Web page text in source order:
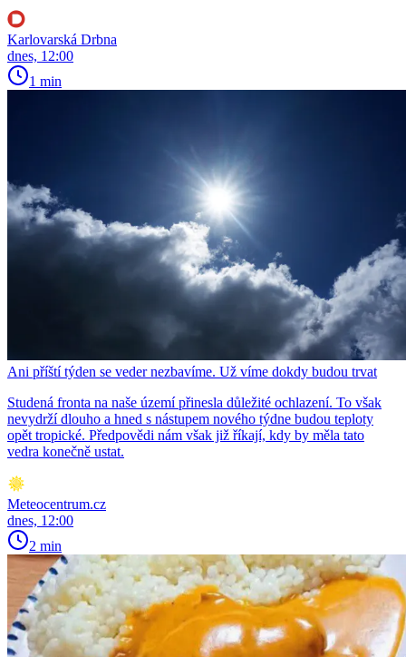
Karlovarská Drbna
dnes, 12:00
1 min
Ani příští týden se veder nezbavíme. Už víme dokdy budou trvat
Studená fronta na naše území přinesla důležité ochlazení. To však
nevydrží dlouho a hned s nástupem nového týdne budou teploty
opět tropické. Předpovědi nám však již říkají, kdy by měla tato
vedra konečně ustat.
Meteocentrum.cz
dnes, 12:00
2 min